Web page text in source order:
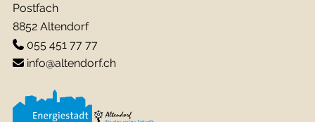
Postfach
8852 Altendorf
055 451 77 77
info@altendorf.ch